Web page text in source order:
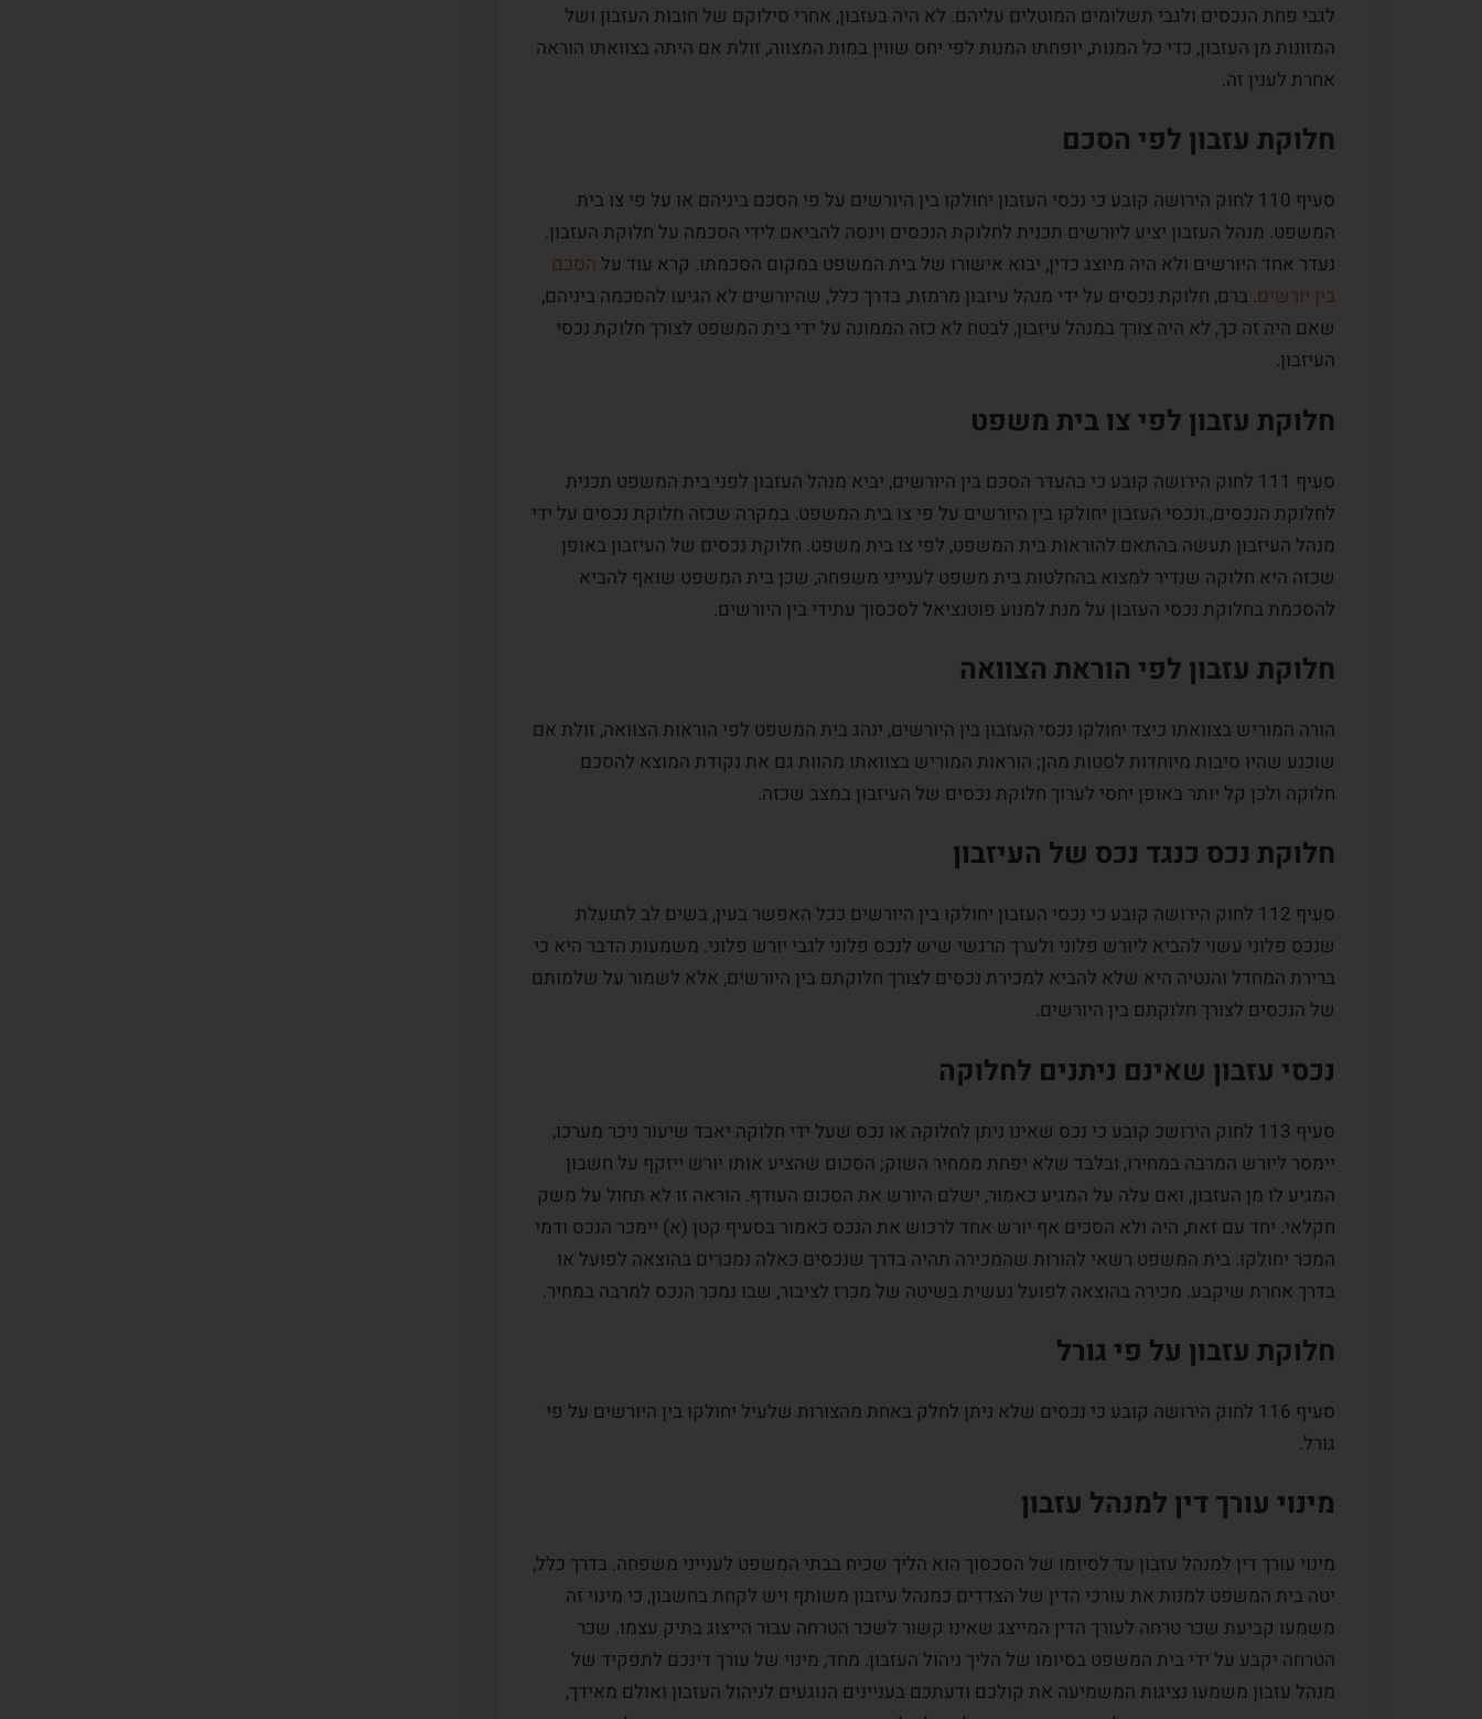
לגבי פחת הנכסים ולגבי תשלומים המוטלים עליהם. לא היה בעזבון, אחרי סילוקם של חובות העזבון ושל
המזונות מן העזבון, כדי כל המנות, יופחתו המנות לפי יחס שווין במות המצווה, זולת אם היתה בצוואתו הוראה
אחרת לענין זה.
חלוקת עזבון לפי הסכם
סעיף 110 לחוק הירושה קובע כי נכסי העזבון יחולקו בין היורשים על פי הסכם ביניהם או על פי צו בית
המשפט. מנהל העזבון יציע ליורשים תכנית לחלוקת הנכסים וינסה להביאם לידי הסכמה על חלוקת העזבון.
נעדר אחד היורשים ולא היה מיוצג כדין, יבוא אישורו של בית המשפט במקום הסכמתו. קרא עוד על הסכם
בין יורשים. ברם, חלוקת נכסים על ידי מנהל עיזבון מרמזת, בדרך כלל, שהיורשים לא הגיעו להסכמה ביניהם,
שאם היה זה כך, לא היה צורך במנהל עיזבון, לבטח לא כזה הממונה על ידי בית המשפט לצורך חלוקת נכסי
העיזבון.
חלוקת עזבון לפי צו בית משפט
סעיף 111 לחוק הירושה קובע כי בהעדר הסכם בין היורשים, יביא מנהל העזבון לפני בית המשפט תכנית
לחלוקת הנכסים,.ונכסי העזבון יחולקו בין היורשים על פי צו בית המשפט. במקרה שכזה חלוקת נכסים על ידי
מנהל העיזבון תעשה בהתאם להוראות בית המשפט, לפי צו בית משפט. חלוקת נכסים של העיזבון באופן
שכזה היא חלוקה שנדיר למצוא בהחלטות בית משפט לענייני משפחה, שכן בית המשפט שואף להביא
להסכמת בחלוקת נכסי העזבון על מנת למנוע פוטנציאל לסכסוך עתידי בין היורשים.
חלוקת עזבון לפי הוראת הצוואה
הורה המוריש בצוואתו כיצד יחולקו נכסי העזבון בין היורשים, ינהג בית המשפט לפי הוראות הצוואה, זולת אם
שוכנע שהיו סיבות מיוחדות לסטות מהן; הוראות המוריש בצוואתו מהוות גם את נקודת המוצא להסכם
חלוקה ולכן קל יותר באופן יחסי לערוך חלוקת נכסים של העיזבון במצב שכזה.
חלוקת נכס כנגד נכס של העיזבון
סעיף 112 לחוק הירושה קובע כי נכסי העזבון יחולקו בין היורשים ככל האפשר בעין, בשים לב לתועלת
שנכס פלוני עשוי להביא ליורש פלוני ולערך הרגשי שיש לנכס פלוני לגבי יורש פלוני. משמעות הדבר היא כי
ברירת המחדל והנטיה היא שלא להביא למכירת נכסים לצורך חלוקתם בין היורשים, אלא לשמור על שלמותם
של הנכסים לצורך חלוקתם בין היורשים.
נכסי עזבון שאינם ניתנים לחלוקה
סעיף 113 לחוק הירושכ קובע כי נכס שאינו ניתן לחלוקה או נכס שעל ידי חלוקה יאבד שיעור ניכר מערכו,
יימסר ליורש המרבה במחירו, ובלבד שלא יפחת ממחיר השוק; הסכום שהציע אותו יורש ייזקף על חשבון
המגיע לו מן העזבון, ואם עלה על המגיע כאמור, ישלם היורש את הסכום העודף. הוראה זו לא תחול על משק
חקלאי. יחד עם זאת, היה ולא הסכים אף יורש אחד לרכוש את הנכס כאמור בסעיף קטן (א) יימכר הנכס ודמי
המכר יחולקו. בית המשפט רשאי להורות שהמכירה תהיה בדרך שנכסים כאלה נמכרים בהוצאה לפועל או
בדרך אחרת שיקבע. מכירה בהוצאה לפועל נעשית בשיטה של מכרז לציבור, שבו נמכר הנכס למרבה במחיר.
חלוקת עזבון על פי גורל
סעיף 116 לחוק הירושה קובע כי נכסים שלא ניתן לחלק באחת מהצורות שלעיל יחולקו בין היורשים על פי
גורל.
מינוי עורך דין למנהל עזבון
מינוי עורך דין למנהל עזבון עד לסיומו של הסכסוך הוא הליך שכיח בבתי המשפט לענייני משפחה. בדרך כלל,
יטה בית המשפט למנות את עורכי הדין של הצדדים כמנהל עיזבון משותף ויש לקחת בחשבון, כי מינוי זה
משמעו קביעת שכר טרחה לעורך הדין המייצג שאינו קשור לשכר הטרחה עבור הייצוג בתיק עצמו. שכר
הטרחה יקבע על ידי בית המשפט בסיומו של הליך ניהול העזבון. מחד, מינוי של עורך דינכם לתפקיד של
מנהל עזבון משמעו נציגות המשמיעה את קולכם ודעתכם בעניינים הנוגעים לניהול העזבון ואולם מאידך,